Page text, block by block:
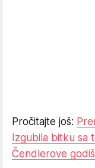
Pročitajte još:
Izgubila bitku sa
Čendlerove